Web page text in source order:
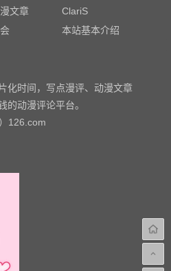
文章
ClariS
本站基本介绍
化时间，写点漫评、动漫文章
的动漫评论平台。
126.com